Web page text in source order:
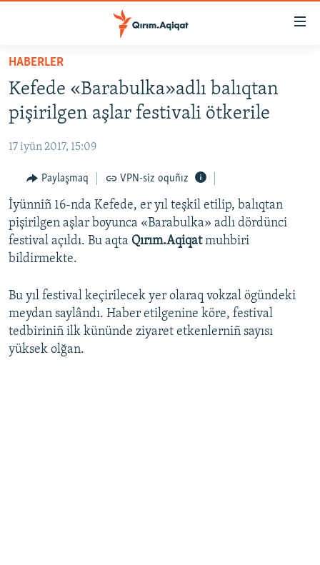
Esas
qaytmaq
Baş
navigatsiyağa
qaytmaq
qaytmaq
HABERLER
SİYASET
İQTİSADİYAT
CEMİYET
MEDENİYET
İNSAN AQLARI
VİDEO
SÜRET
FİKİR
Русский
HABERLER
Kefede «Barabulka»adlı balıqtan
pişirilgen aşlar festivali ötkerile
17 iyün 2017, 15:09
Paylaşmaq VPN-siz oquñız
İyünniñ 16-nda Kefede, er yıl teşkil etilip, balıqtan
pişirilgen aşlar boyunca «Barabulka» adlı dördünci
festival açıldı. Bu aqta Qırım.Aqiqatmuhbiri
bildirmekte.
Bu yıl festival keçirilecek yer olaraq vokzal ögündeki
meydan saylândı. Haber etilgenine köre, festival
tedbiriniñ ilk kününde ziyaret etkenlerniñ sayısı
yüksek olğan.